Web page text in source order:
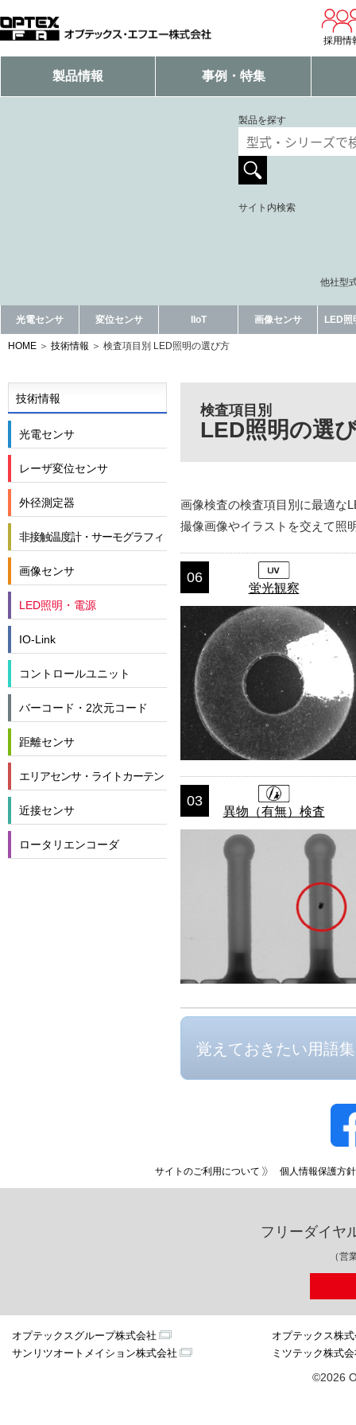
採用情
製品情報 事例・特集
製品を探す
サイト内検索
他社型
光電センサ 変位センサ IIoT 画像センサ LED照
HOME 技術情報 検査項目別 LED照明の選び方
技術情報
光電センサ
レーザ変位センサ
外径測定器
非接触温度計・サーモグラフィ
画像センサ
LED照明・電源
IO-Link
コントロールユニット
バーコード・2次元コード
距離センサ
エリアセンサ・ライトカーテン
近接センサ
ロータリエンコーダ
検査項目別
LED照明の選
画像検査の検査項目別に最適な
撮像画像やイラストを交えて照
蛍光観察
06
異物（有無）検査
03
覚えておきたい用語集
サイトのご利用について 個人情報保護方針
フリーダイヤ
（営
オプテックスグループ株式会社
オプテックス株
サンリツオートメイション株式会社
ミツテック株式
©2026